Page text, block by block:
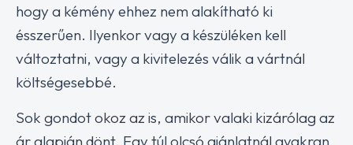
hogy a kémény ehhez nem alakítható ki
ésszerűen. Ilyenkor vagy a készüléken kell
változtatni, vagy a kivitelezés válik a vártnál
költségesebbé.
Sok gondot okoz az is, amikor valaki kizárólag az
ár alapján dönt. Egy túl olcsó ajánlatnál gyakran